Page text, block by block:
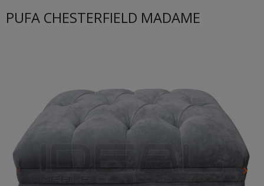
PUFA CHESTERFIELD MADAME
Poprzedni
keyboard_arrow_left keyboard_arrow_right